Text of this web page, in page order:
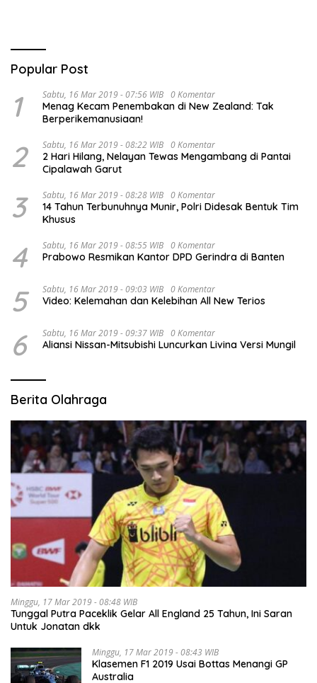
Popular Post
1 Sabtu, 16 Mar 2019 - 07:56 WIB 0 Komentar
Menag Kecam Penembakan di New Zealand: Tak
Berperikemanusiaan!
2 Sabtu, 16 Mar 2019 - 08:22 WIB 0 Komentar
2 Hari Hilang, Nelayan Tewas Mengambang di Pantai
Cipalawah Garut
3 Sabtu, 16 Mar 2019 - 08:28 WIB 0 Komentar
14 Tahun Terbunuhnya Munir, Polri Didesak Bentuk Tim
Khusus
4 Sabtu, 16 Mar 2019 - 08:55 WIB 0 Komentar
Prabowo Resmikan Kantor DPD Gerindra di Banten
5 Sabtu, 16 Mar 2019 - 09:03 WIB 0 Komentar
Video: Kelemahan dan Kelebihan All New Terios
6 Sabtu, 16 Mar 2019 - 09:37 WIB 0 Komentar
Aliansi Nissan-Mitsubishi Luncurkan Livina Versi Mungil
Berita Olahraga
Minggu, 17 Mar 2019 - 08:48 WIB
Tunggal Putra Paceklik Gelar All England 25 Tahun, Ini Saran
Untuk Jonatan dkk
Minggu, 17 Mar 2019 - 08:43 WIB
Klasemen F1 2019 Usai Bottas Menangi GP
Australia